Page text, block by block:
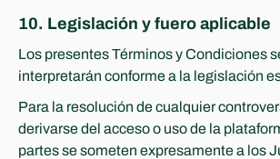
10. Legislación y fuero aplicable
Los presentes Términos y Condiciones
interpretarán conforme a la legislación
Para la resolución de cualquier
derivarse del acceso o uso de la
partes se someten expresamente a los